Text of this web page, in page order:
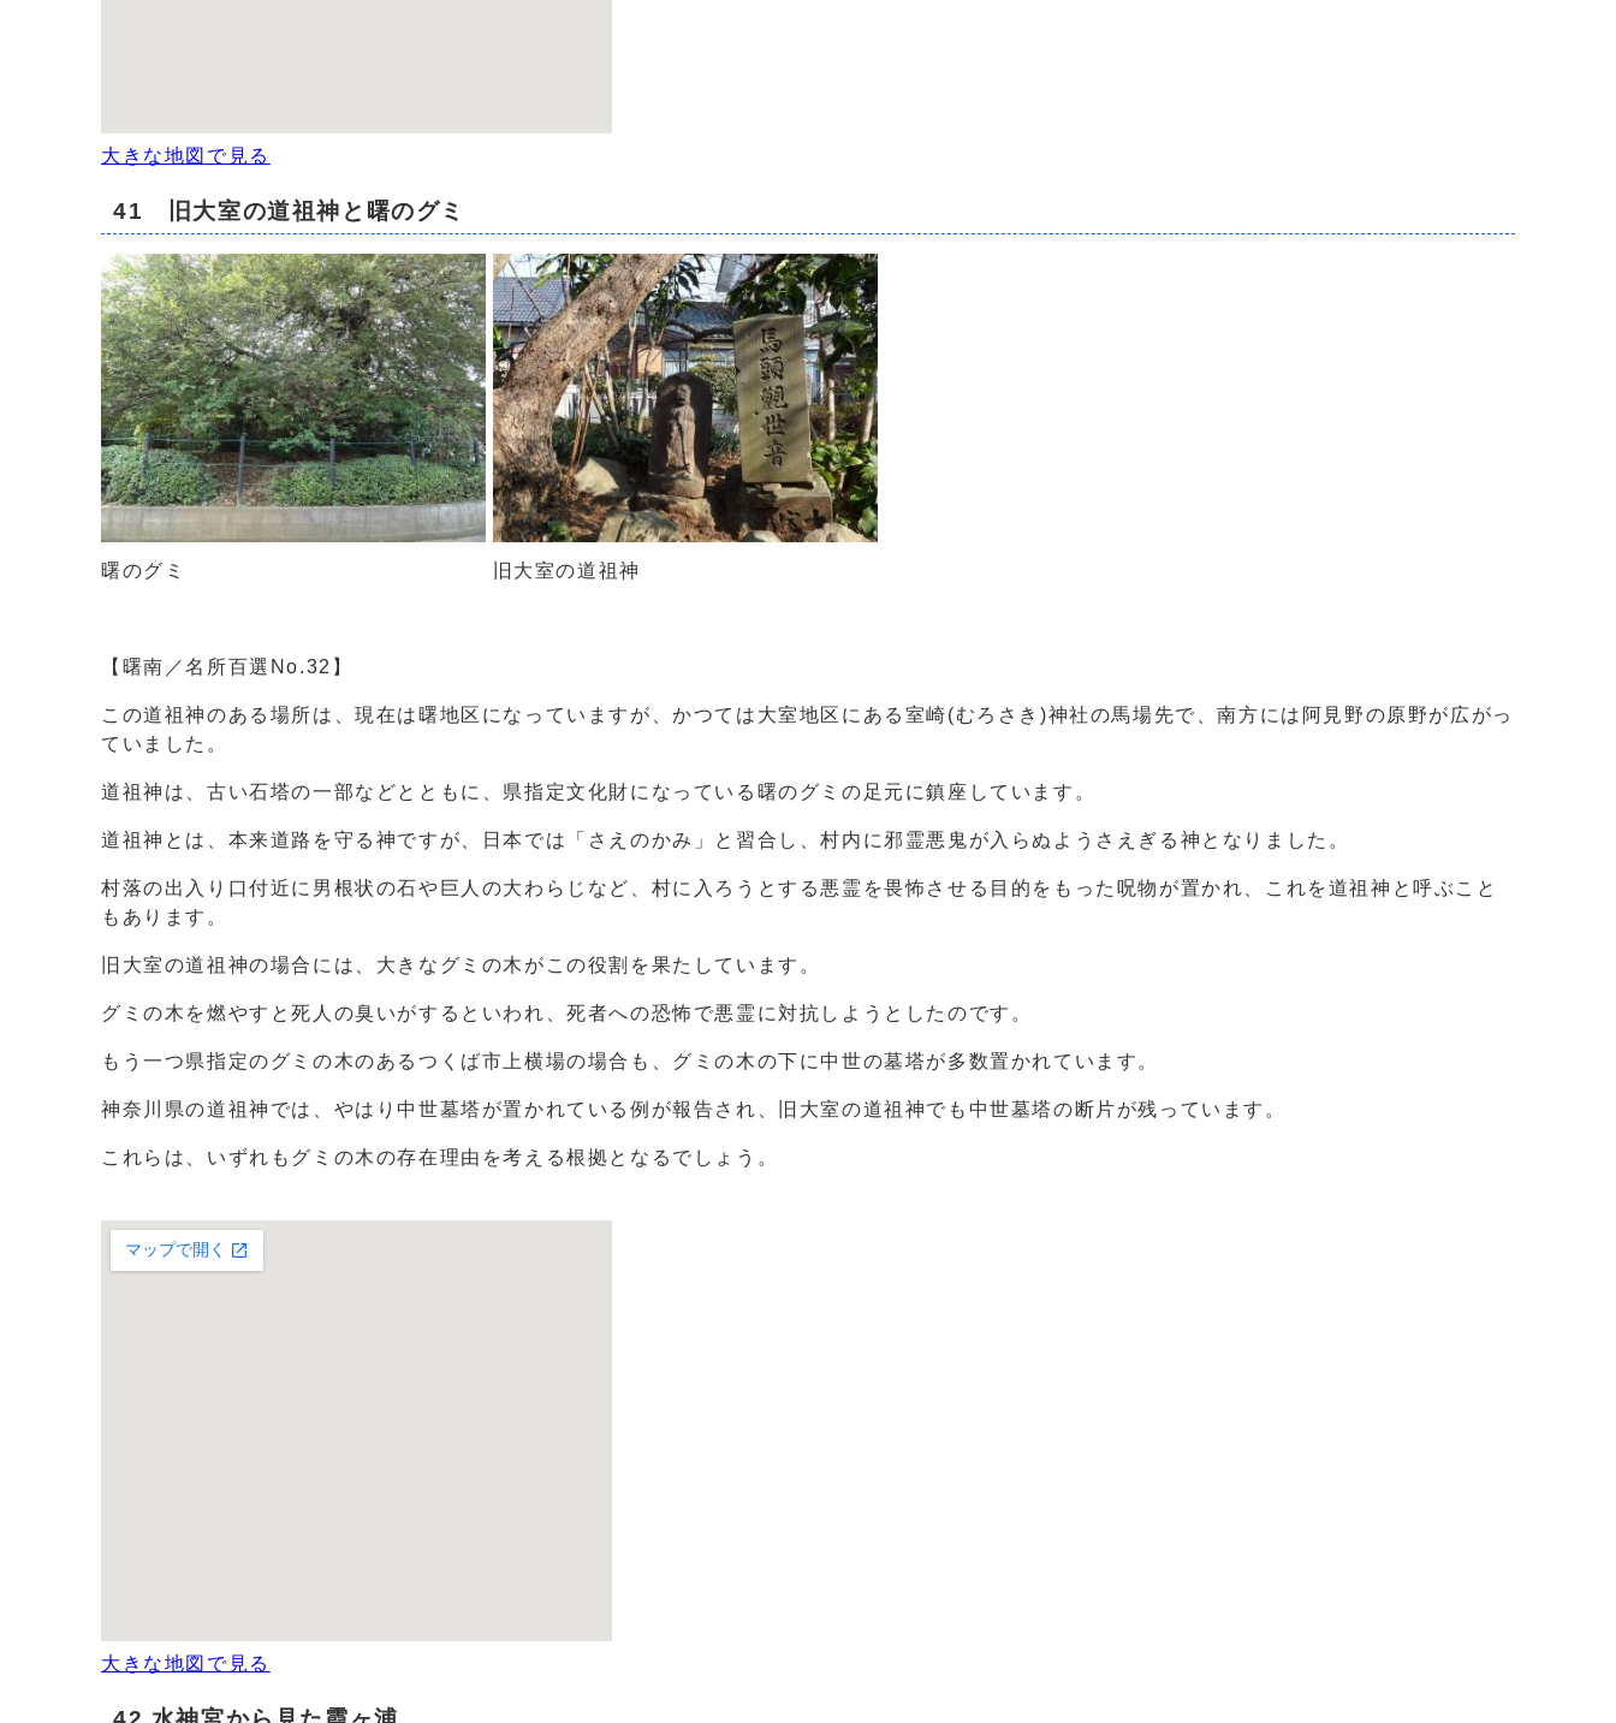
大きな地図で見る
41 旧大室の道祖神と曙のグミ
曙のグミ 旧大室の道祖神
【曙南／名所百選No.32】
この道祖神のある場所は、現在は曙地区になっていますが、かつては大室地区にある室崎(むろさき)神社の馬場先で、南方には阿見野の原野が広がっ
ていました。
道祖神は、古い石塔の一部などとともに、県指定文化財になっている曙のグミの足元に鎮座しています。
道祖神とは、本来道路を守る神ですが、日本では「さえのかみ」と習合し、村内に邪霊悪鬼が入らぬようさえぎる神となりました。
村落の出入り口付近に男根状の石や巨人の大わらじなど、村に入ろうとする悪霊を畏怖させる目的をもった呪物が置かれ、これを道祖神と呼ぶこと
もあります。
旧大室の道祖神の場合には、大きなグミの木がこの役割を果たしています。
グミの木を燃やすと死人の臭いがするといわれ、死者への恐怖で悪霊に対抗しようとしたのです。
もう一つ県指定のグミの木のあるつくば市上横場の場合も、グミの木の下に中世の墓塔が多数置かれています。
神奈川県の道祖神では、やはり中世墓塔が置かれている例が報告され、旧大室の道祖神でも中世墓塔の断片が残っています。
これらは、いずれもグミの木の存在理由を考える根拠となるでしょう。
大きな地図で見る